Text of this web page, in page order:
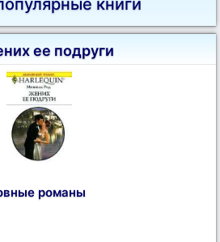
книги
ее подруги
романы